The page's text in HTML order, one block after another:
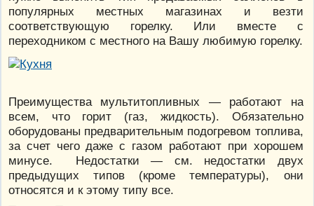
популярных местных магазинах и везти
соответствующую горелку. Или вместе с
переходником с местного на Вашу любимую горелку.
Преимущества мультитопливных — работают на
всем, что горит (газ, жидкость). Обязательно
оборудованы предварительным подогревом топлива,
за счет чего даже с газом работают при хорошем
минусе. Недостатки — см. недостатки двух
предыдущих типов (кроме температуры), они
относятся и к этому типу все.